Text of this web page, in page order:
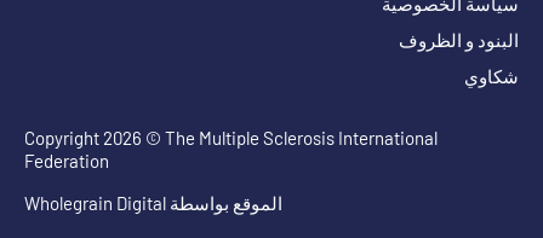
البنود و الظروف
شكاوي
Copyright 2026 © The Multiple Sclerosis International
Federation
الموقع بواسطة Wholegrain Digital